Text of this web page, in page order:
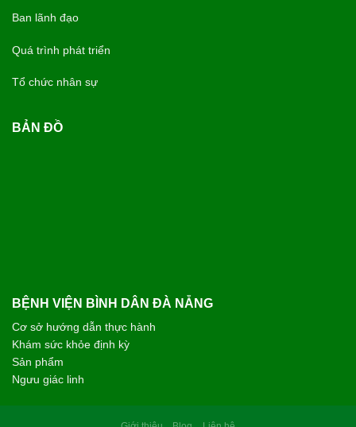
Ban lãnh đạo
Quá trình phát triển
Tổ chức nhân sự
BẢN ĐỒ
BỆNH VIỆN BÌNH DÂN ĐÀ NẴNG
Cơ sở hướng dẫn thực hành
Khám sức khỏe định kỳ
Sản phẩm
Ngưu giác linh